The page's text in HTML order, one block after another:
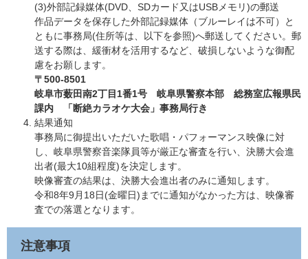
​(3)外部記録媒体(DVD、SDカード又はUSBメモリ)の郵送
​作品データを保存した外部記録媒体（ブルーレイは不可）と
ともに事務局(住所等は、以下を参照)へ郵送してください。郵
送する際は、緩衝材を活用するなど、破損しないような御配
慮をお願します。
〒500-8501
​岐阜市薮田南2丁目1番1号 岐阜県警察本部 総務室広報県民
課内 「断絶カラオケ大会」事務局行き
結果通知
​事務局に御提出いただいた歌唱・パフォーマンス映像に対
し、岐阜県警察音楽隊員等が厳正な審査を行い、決勝大会進
出者(最大10組程度)を決定します。
映像審査の結果は、決勝大会進出者のみに通知します。
令和8年9月18日(金曜日)までに通知がなかった方は、映像審
査での落選となります。
注意事項